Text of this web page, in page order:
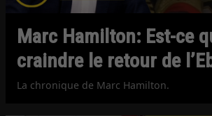
Marc Hamilton: Est-ce
craindre le retour de
La chronique de Marc Hamilton.